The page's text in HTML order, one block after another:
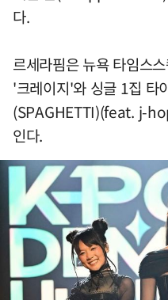
다.
르세라핌은 뉴욕 타임스
'크레이지'와 싱글 1집 타
(SPAGHETTI)(feat. j-
인다.